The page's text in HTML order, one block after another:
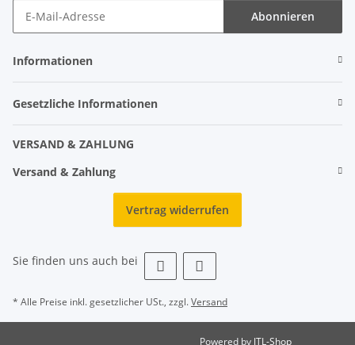
Abonnieren
Informationen
Gesetzliche Informationen
VERSAND & ZAHLUNG
Versand & Zahlung
Vertrag widerrufen
Sie finden uns auch bei
* Alle Preise inkl. gesetzlicher USt., zzgl.Versand
Powered by JTL-Shop